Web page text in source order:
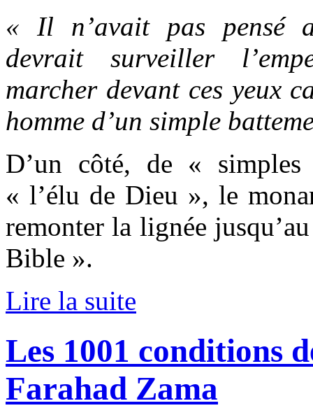
« Il n’avait pas pensé
devrait surveiller
marcher devant ces yeux
homme d’un simple
D’un côté, de «
« l’élu de Dieu », le
remonter la lignée
Bible ».
Lire la suite
Les 1001 conditions
Farahad Zama